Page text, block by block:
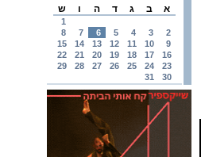
א
ב ג ד ה ו ש
1
2
3
4
5
6
7
8
9
10
11
12
13
14
15
16
17
18
19
20
21
22
23
24
25
26
27
28
29
30
31